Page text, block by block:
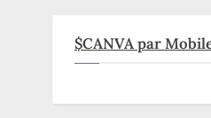
$CANVA par